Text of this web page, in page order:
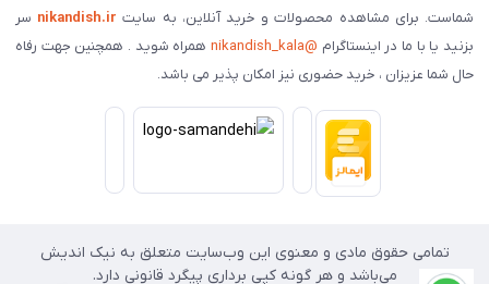
شماست. برای مشاهده محصولات و خرید آنلاین، به سایت nikandish.ir سر
بزنید یا با ما در اینستاگرام @nikandish_kala
همراه شوید . همچنین جهت رفاه
حال شما عزیزان ، خرید حضوری نیز امکان پذیر می باشد.
تمامی حقوق مادی و معنوی این وب‌سایت متعلق به نیک اندیش
می‌باشد و هر گونه کپی برداری پیگرد قانونی دارد.